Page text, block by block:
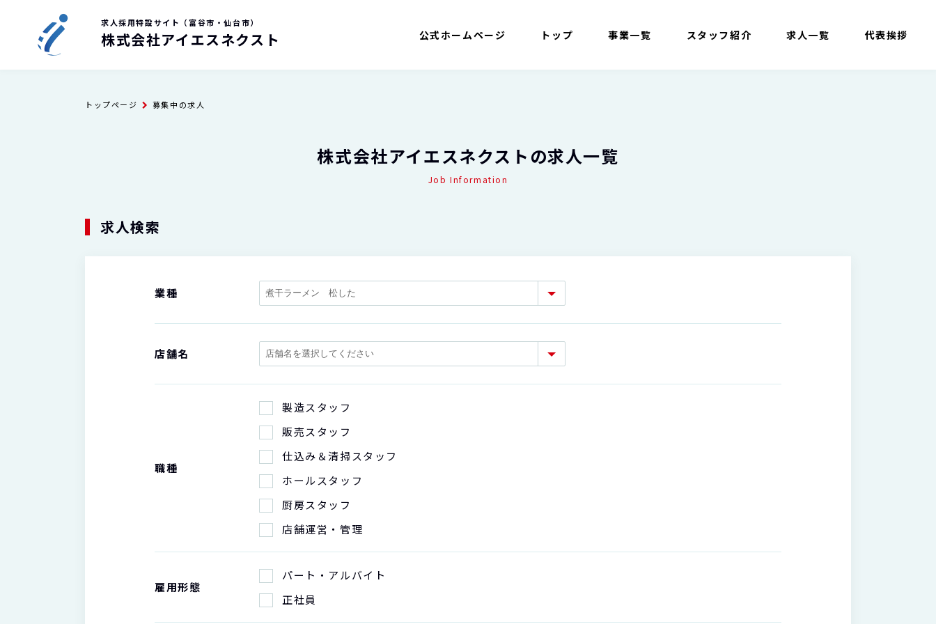
求人採用特設サイト（富谷市・仙台市）
株式会社アイエスネクスト 公式ホームページ トップ 事業一覧 スタッフ紹介 求人一覧 代表挨拶
トップページ 募集中の求人
株式会社アイエスネクストの求人一覧
Job Information
求人検索
業種
店舗名
職種
製造スタッフ
販売スタッフ
仕込み＆清掃スタッフ
ホールスタッフ
厨房スタッフ
店舗運営・管理
雇用形態
パート・アルバイト
正社員